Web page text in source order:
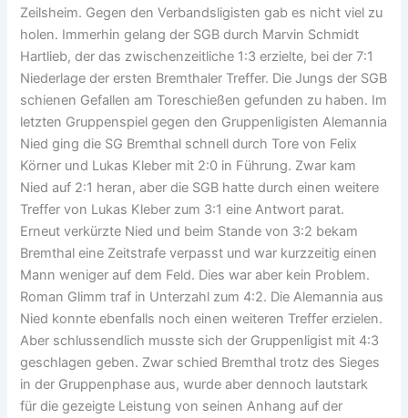
Zeilsheim. Gegen den Verbandsligisten gab es nicht viel zu
holen. Immerhin gelang der SGB durch Marvin Schmidt
Hartlieb, der das zwischenzeitliche 1:3 erzielte, bei der 7:1
Niederlage der ersten Bremthaler Treffer. Die Jungs der SGB
schienen Gefallen am Toreschießen gefunden zu haben. Im
letzten Gruppenspiel gegen den Gruppenligisten Alemannia
Nied ging die SG Bremthal schnell durch Tore von Felix
Körner und Lukas Kleber mit 2:0 in Führung. Zwar kam
Nied auf 2:1 heran, aber die SGB hatte durch einen weitere
Treffer von Lukas Kleber zum 3:1 eine Antwort parat.
Erneut verkürzte Nied und beim Stande von 3:2 bekam
Bremthal eine Zeitstrafe verpasst und war kurzzeitig einen
Mann weniger auf dem Feld. Dies war aber kein Problem.
Roman Glimm traf in Unterzahl zum 4:2. Die Alemannia aus
Nied konnte ebenfalls noch einen weiteren Treffer erzielen.
Aber schlussendlich musste sich der Gruppenligist mit 4:3
geschlagen geben. Zwar schied Bremthal trotz des Sieges
in der Gruppenphase aus, wurde aber dennoch lautstark
für die gezeigte Leistung von seinen Anhang auf der